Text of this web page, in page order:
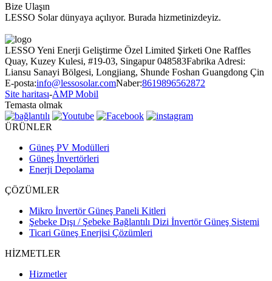
Bize Ulaşın
LESSO Solar dünyaya açılıyor. Burada hizmetinizdeyiz.
LESSO Yeni Enerji Geliştirme Özel Limited Şirketi One Raffles
Quay, Kuzey Kulesi, #19-03, Singapur 048583Fabrika Adresi:
Liansu Sanayi Bölgesi, Longjiang, Shunde Foshan Guangdong Çin
E-posta:info@lessosolar.comNaber:8619896562872
Site haritası-AMP Mobil
Temasta olmak
ÜRÜNLER
Güneş PV Modülleri
Güneş İnvertörleri
Enerji Depolama
ÇÖZÜMLER
Mikro İnvertör Güneş Paneli Kitleri
Şebeke Dışı / Şebeke Bağlantılı Dizi İnvertör Güneş Sistemi
Ticari Güneş Enerjisi Çözümleri
HİZMETLER
Hizmetler